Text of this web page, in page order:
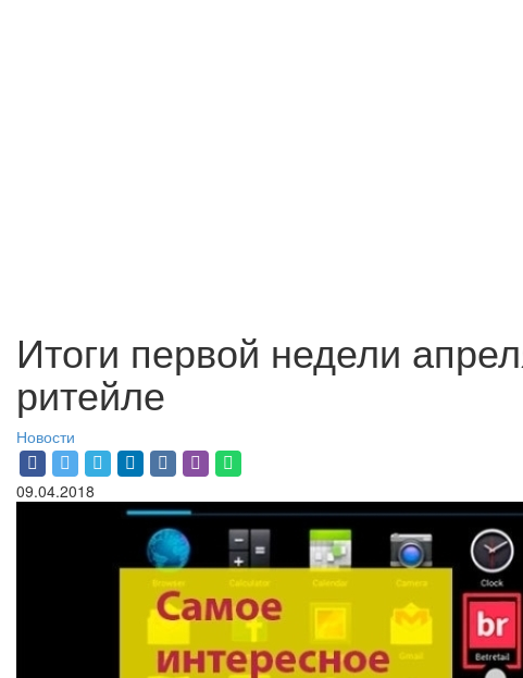
Итоги первой недели
ритейле
Новости
09.04.2018